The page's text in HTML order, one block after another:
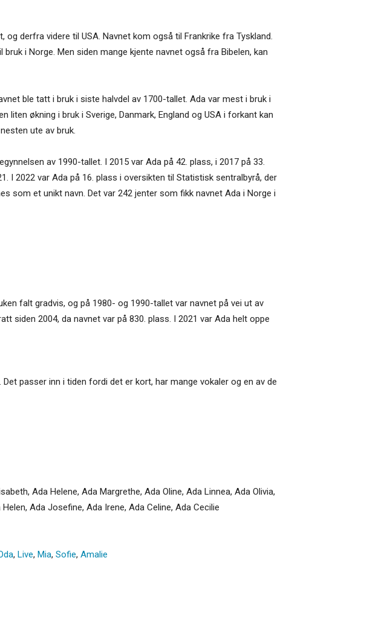
derfra videre til USA. Navnet kom også til Frankrike fra Tyskland.
i Norge. Men siden mange kjente navnet også fra Bibelen, kan
ble tatt i bruk i siste halvdel av 1700-tallet. Ada var mest i bruk i
økning i bruk i Sverige, Danmark, England og USA i forkant kan
ute av bruk.
av 1990-tallet. I 2015 var Ada på 42. plass, i 2017 på 33.
I 2022 var Ada på 16. plass i oversikten til Statistisk sentralbyrå, der
som et unikt navn. Det var 242 jenter som fikk navnet Ada i Norge i
falt gradvis, og på 1980- og 1990-tallet var navnet på vei ut av
siden 2004, da navnet var på 830. plass. I 2021 var Ada helt oppe
passer inn i tiden fordi det er kort, har mange vokaler og en av de
Ada Helene, Ada Margrethe, Ada Oline, Ada Linnea, Ada Olivia,
Ada Josefine, Ada Irene, Ada Celine, Ada Cecilie
, Live, Mia, Sofie, Amalie